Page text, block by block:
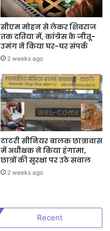
सीएम मोहन से लेकर शिवराज
तक दतिया में, कांग्रेस के जीतू-
उमंग ने किया घर-घर संपर्क
2 weeks ago
टाटरी सीनियर बालक छात्रावास
में अधीक्षक ने किया हंगामा,
छात्रों की सुरक्षा पर उठे सवाल
2 weeks ago
Recent